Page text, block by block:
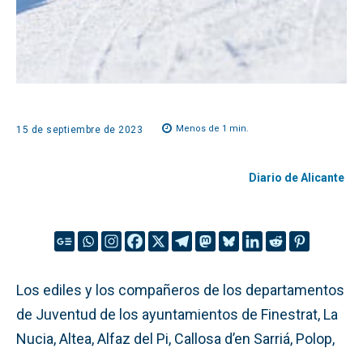
15 de septiembre de 2023 Menos de 1 min.
Diario de Alicante
Los ediles y los compañeros de los departamentos
de Juventud de los ayuntamientos de Finestrat, La
Nucia, Altea, Alfaz del Pi, Callosa d’en Sarriá, Polop,